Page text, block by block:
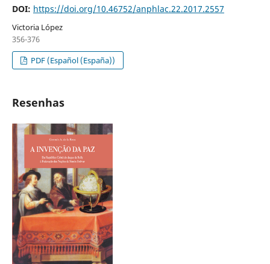
DOI: https://doi.org/10.46752/anphlac.22.2017.2557
Victoria López
356-376
PDF (Español (España))
Resenhas